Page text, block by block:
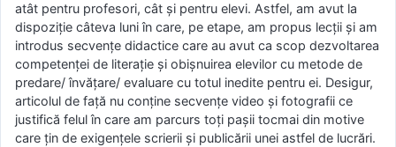
atât pentru profesori, cât și pentru elevi. Astfel, am avut la
dispoziție câteva luni în care, pe etape, am propus lecții și am
introdus secvențe didactice care au avut ca scop dezvoltarea
competenței de literație și obișnuirea elevilor cu metode de
predare/ învățare/ evaluare cu totul inedite pentru ei. Desigur,
articolul de față nu conține secvențe video și fotografii ce
justifică felul în care am parcurs toți pașii tocmai din motive
care țin de exigențele scrierii și publicării unei astfel de lucrări.